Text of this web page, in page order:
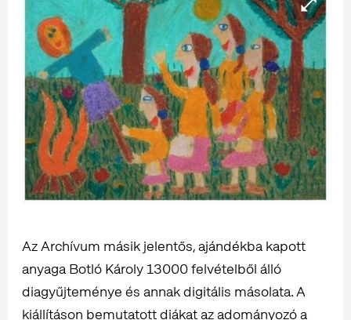
Az Archívum másik jelentős, ajándékba kapott
anyaga Botló Károly 13000 felvételből álló
diagyűjteménye és annak digitális másolata. A
kiállításon bemutatott diákat az adományozó a